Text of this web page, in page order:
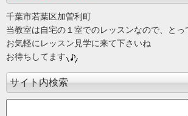
千葉市若葉区加曽利町
当教室は自宅の１室でのレッスンなので、と
お気軽にレッスン見学に来て下さいね
お待ちしてます
サイト内検索